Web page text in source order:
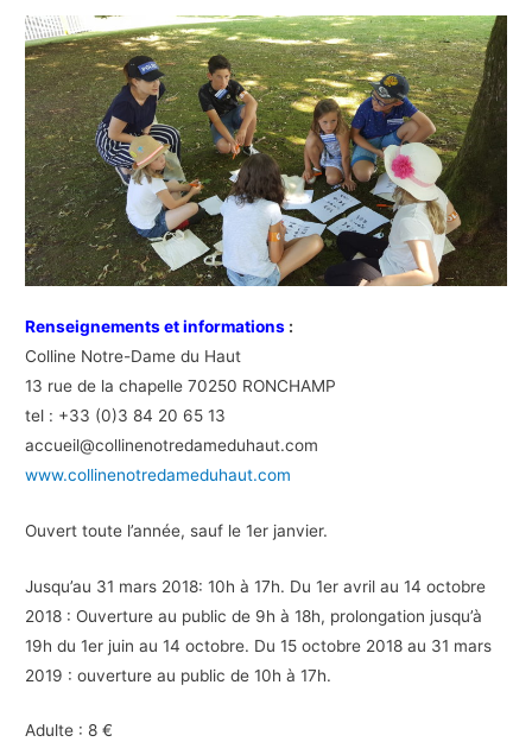
Renseignements et informations :
Colline Notre-Dame du Haut
13 rue de la chapelle 70250 RONCHAMP
tel : +33 (0)3 84 20 65 13
accueil@collinenotredameduhaut.com
www.collinenotredameduhaut.com
Ouvert toute l’année, sauf le 1er janvier.
Jusqu’au 31 mars 2018: 10h à 17h. Du 1er avril au 14 octobre
2018 : Ouverture au public de 9h à 18h, prolongation jusqu’à
19h du 1er juin au 14 octobre. Du 15 octobre 2018 au 31 mars
2019 : ouverture au public de 10h à 17h.
Adulte : 8 €